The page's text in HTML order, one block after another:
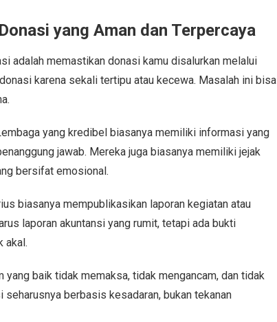
yang Aman dan Terpercaya
adalah memastikan donasi kamu disalurkan melalui
karena sekali tertipu atau kecewa. Masalah ini bisa
yang kredibel biasanya memiliki informasi yang
jawab. Mereka juga biasanya memiliki jejak
bersifat emosional.
biasanya mempublikasikan laporan kegiatan atau
laporan akuntansi yang rumit, tetapi ada bukti
akal.
yang baik tidak memaksa, tidak mengancam, dan tidak
berbasis kesadaran, bukan tekanan